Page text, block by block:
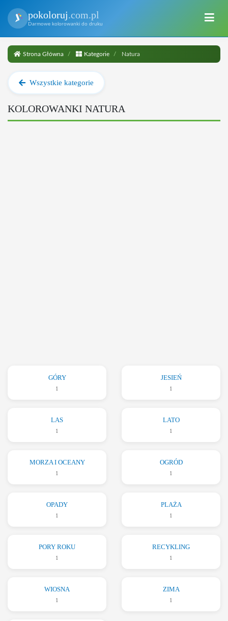
pokoloruj.com.pl
Darmowe kolorowanki do druku
Strona Główna Kategorie Natura
Wszystkie kategorie
KOLOROWANKI NATURA
GÓRY
1
JESIEŃ
1
LAS
1
LATO
1
MORZA I OCEANY
1
OGRÓD
1
OPADY
1
PLAŻA
1
PORY ROKU
1
RECYKLING
1
WIOSNA
1
ZIMA
1